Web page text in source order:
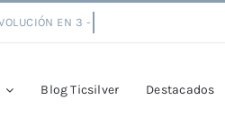
Blog Ticsilver Destacados